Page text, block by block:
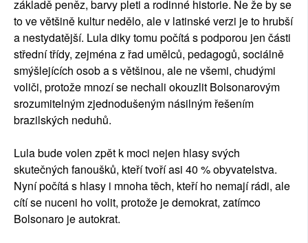
základě peněz, barvy pleti a rodinné historie. Ne že by se
to ve většině kultur nedělo, ale v latinské verzi je to hrubší
a nestydatější. Lula diky tomu počítá s podporou jen části
střední třídy, zejména z řad umělců, pedagogů, sociálně
smýšlejících osob a s většinou, ale ne všemi, chudými
voliči, protože mnozí se nechali okouzlit Bolsonarovým
srozumitelným zjednodušeným násilným řešením
brazilských neduhů.
Lula bude volen zpět k moci nejen hlasy svých
skutečných fanoušků, kteří tvoří asi 40 % obyvatelstva.
Nyní počítá s hlasy i mnoha těch, kteří ho nemají rádi, ale
cítí se nuceni ho volit, protože je demokrat, zatímco
Bolsonaro je autokrat.